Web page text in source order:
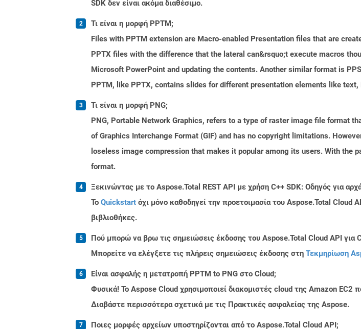
SDK δεν είναι ακόμα διαθέσιμο.
Τι είναι η μορφή PPTM;
Files with PPTM extension are Macro-enabled Presentation files that are
PPTX files with the difference that the lateral can&rsquo;t execute macros
Microsoft PowerPoint and updating the contents. Another similar format is
PPTM, like PPTX, contains slides for different presentation elements like
Τι είναι η μορφή PNG;
PNG, Portable Network Graphics, refers to a type of raster image file format
of Graphics Interchange Format (GIF) and has no copyright limitations.
loseless image compression that makes it popular among its users. With the
format.
Ξεκινώντας με το Aspose.Total REST API με χρήση C++ SDK: Οδηγός για
Το Quickstart όχι μόνο καθοδηγεί την προετοιμασία του Aspose.Total
βιβλιοθήκες.
Πού μπορώ να βρω τις σημειώσεις έκδοσης του Aspose.Total Cloud API για
Μπορείτε να ελέγξετε τις πλήρεις σημειώσεις έκδοσης στη Τεκμηρίωση
Είναι ασφαλής η μετατροπή PPTM to PNG στο Cloud;
Φυσικά! Το Aspose Cloud χρησιμοποιεί διακομιστές cloud της Amazon EC2
Διαβάστε περισσότερα σχετικά με τις Πρακτικές ασφαλείας της Aspose.
Ποιες μορφές αρχείων υποστηρίζονται από το Aspose.Total Cloud API;